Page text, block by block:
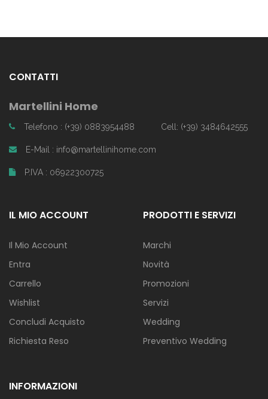
CONTATTI
Martellini Home
Telefono : (+39) 0883954488 Cell: (+39) 3484642555
E-Mail : info@martellinihome.com
P.IVA : 06922300725
IL MIO ACCOUNT
Il Mio Account
Entra
Carrello
Wishlist
Concludi Acquisto
Richiesta Reso
PRODOTTI E SERVIZI
Marchi
Novità
Promozioni
Servizi
Wedding
Preventivo Wedding
INFORMAZIONI